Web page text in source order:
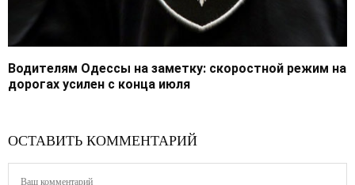
Водителям Одессы на заметку: скоростной режим на
дорогах усилен с конца июля
ОСТАВИТЬ КОММЕНТАРИЙ